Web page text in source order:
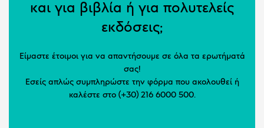
και για βιβλία ή για πολυτελείς
εκδόσεις;
Είμαστε έτοιμοι για να απαντήσουμε σε όλα τα ερωτήματά
σας!
Εσείς απλώς συμπληρώστε την φόρμα που ακολουθεί ή
καλέστε στο (+30) 216 6000 500.